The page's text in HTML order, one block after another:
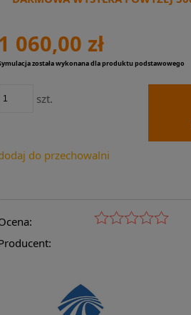
1 060,00 zł
została wykonana dla produktu podstawowego
szt.
do przechowalni